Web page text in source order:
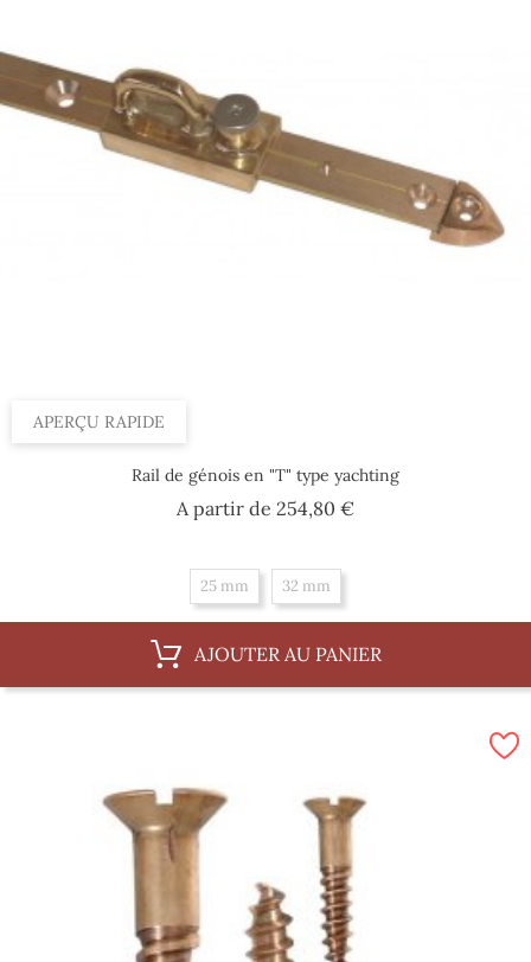
APERÇU RAPIDE
Rail de génois en "T" type yachting
A partir de 254,80 €Prix
25 mm 32 mm
AJOUTER AU PANIER